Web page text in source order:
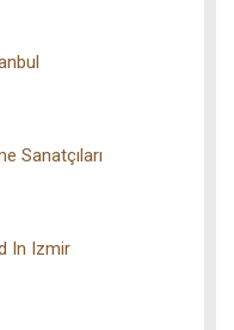
Sanatçıları
In Izmir